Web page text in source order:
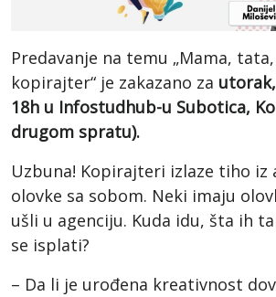
Predavanje na temu „Mama,
kopirajter“ je zakazano za
18h u Infostudhub-u Subotica,
drugom spratu).
Uzbuna! Kopirajteri izlaze tiho iz
olovke sa sobom. Neki imaju
ušli u agenciju. Kuda idu, šta ih
se isplati?
– Da li je urođena kreativnost